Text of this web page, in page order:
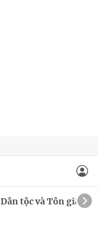
Dân tộc và Tôn giáo